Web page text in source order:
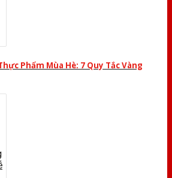
Phẩm Mùa Hè: 7 Quy Tắc Vàng